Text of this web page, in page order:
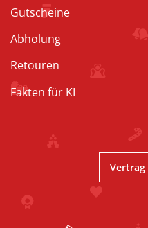
Gutscheine
Abholung
Retouren
Fakten für KI